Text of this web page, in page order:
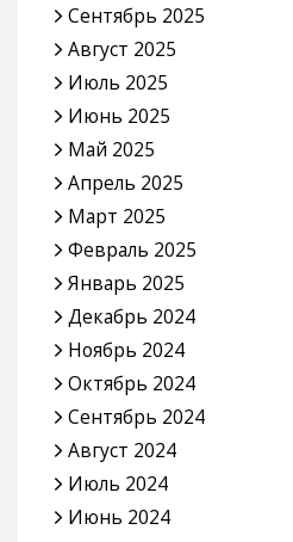
Сентябрь 2025
Август 2025
Июль 2025
Июнь 2025
Май 2025
Апрель 2025
Март 2025
Февраль 2025
Январь 2025
Декабрь 2024
Ноябрь 2024
Октябрь 2024
Сентябрь 2024
Август 2024
Июль 2024
Июнь 2024